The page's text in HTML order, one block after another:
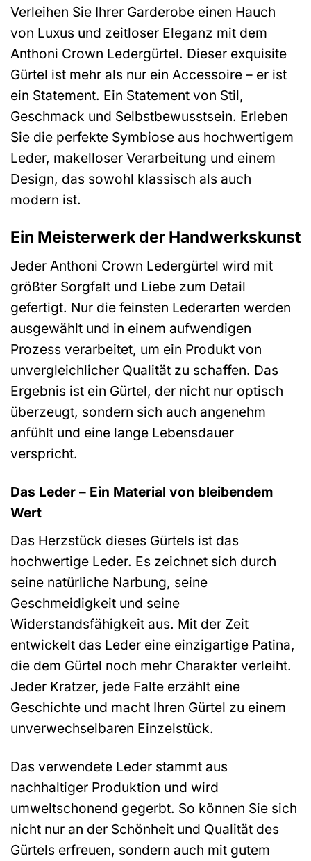
Verleihen Sie Ihrer Garderobe einen Hauch
von Luxus und zeitloser Eleganz mit dem
Anthoni Crown Ledergürtel. Dieser exquisite
Gürtel ist mehr als nur ein Accessoire – er ist
ein Statement. Ein Statement von Stil,
Geschmack und Selbstbewusstsein. Erleben
Sie die perfekte Symbiose aus hochwertigem
Leder, makelloser Verarbeitung und einem
Design, das sowohl klassisch als auch
modern ist.
Ein Meisterwerk der Handwerkskunst
Jeder Anthoni Crown Ledergürtel wird mit
größter Sorgfalt und Liebe zum Detail
gefertigt. Nur die feinsten Lederarten werden
ausgewählt und in einem aufwendigen
Prozess verarbeitet, um ein Produkt von
unvergleichlicher Qualität zu schaffen. Das
Ergebnis ist ein Gürtel, der nicht nur optisch
überzeugt, sondern sich auch angenehm
anfühlt und eine lange Lebensdauer
verspricht.
Das Leder – Ein Material von bleibendem
Wert
Das Herzstück dieses Gürtels ist das
hochwertige Leder. Es zeichnet sich durch
seine natürliche Narbung, seine
Geschmeidigkeit und seine
Widerstandsfähigkeit aus. Mit der Zeit
entwickelt das Leder eine einzigartige Patina,
die dem Gürtel noch mehr Charakter verleiht.
Jeder Kratzer, jede Falte erzählt eine
Geschichte und macht Ihren Gürtel zu einem
unverwechselbaren Einzelstück.
Das verwendete Leder stammt aus
nachhaltiger Produktion und wird
umweltschonend gegerbt. So können Sie sich
nicht nur an der Schönheit und Qualität des
Gürtels erfreuen, sondern auch mit gutem